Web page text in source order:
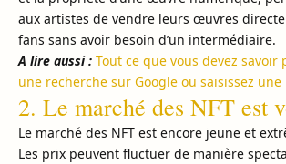
aux artistes de vendre leurs œuvres
fans sans avoir besoin d’un intermédiaire.
A lire aussi : Tout ce que vous devez savoir
une recherche sur Google ou saisissez une
2. Le marché des NFT est
Le marché des NFT est encore jeune et
Les prix peuvent fluctuer de manière